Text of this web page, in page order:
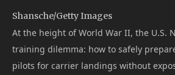
Shansche/Getty Images
At the height of World War II, the U.S.
training dilemma: how to safely
pilots for carrier landings without